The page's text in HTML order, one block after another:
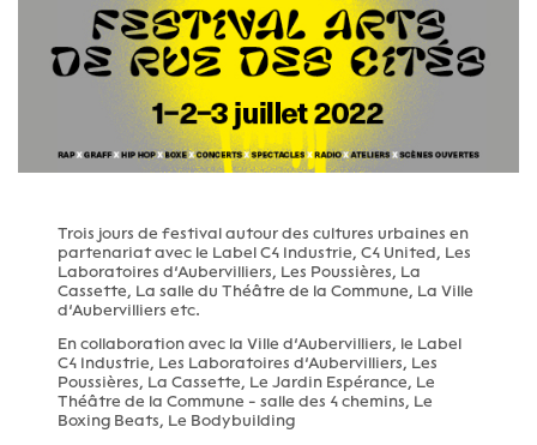
Trois jours de festival autour des cultures urbaines en
partenariat avec le Label C4 Industrie, C4 United, Les
Laboratoires d’Aubervilliers, Les Poussières, La
Cassette, La salle du Théâtre de la Commune, La Ville
d’Aubervilliers etc.
En collaboration avec la Ville d’Aubervilliers, le Label
C4 Industrie, Les Laboratoires d’Aubervilliers, Les
Poussières, La Cassette, Le Jardin Espérance, Le
Théâtre de la Commune - salle des 4 chemins, Le
Boxing Beats, Le Bodybuilding